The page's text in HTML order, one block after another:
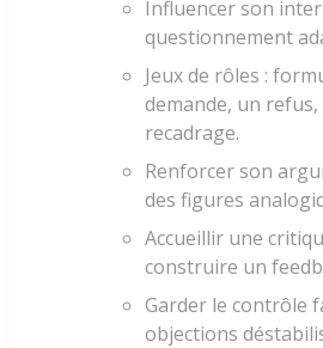
Influencer son
questionnement
Jeux de rôles :
demande, un
recadrage.
Renforcer son
des figures
Accueillir une
construire un
Garder le contrôle
objections